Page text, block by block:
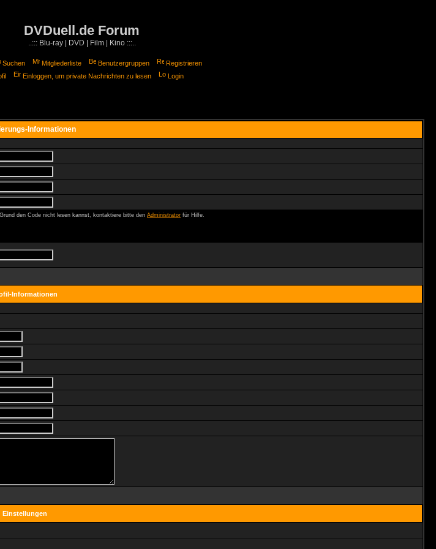
DVDuell.de Forum
..::: Blu-ray | DVD | Film | Kino :::..
Suchen Mitgliederliste Benutzergruppen
Registrieren
Einloggen, um private Nachrichten zu lesen Login
Informationen
den Code nicht lesen kannst, kontaktiere bitte den Administrator für Hilfe.
Informationen
Einstellungen